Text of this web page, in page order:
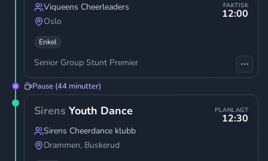
FAKTISK
12:00
Viqueens Cheerleaders
Oslo
Enkel
Senior Group Stunt Premier
Pause (44 minutter)
PLANLAGT
12:30
Sirens Youth Dance
Sirens Cheerdance klubb
Drammen, Buskerud